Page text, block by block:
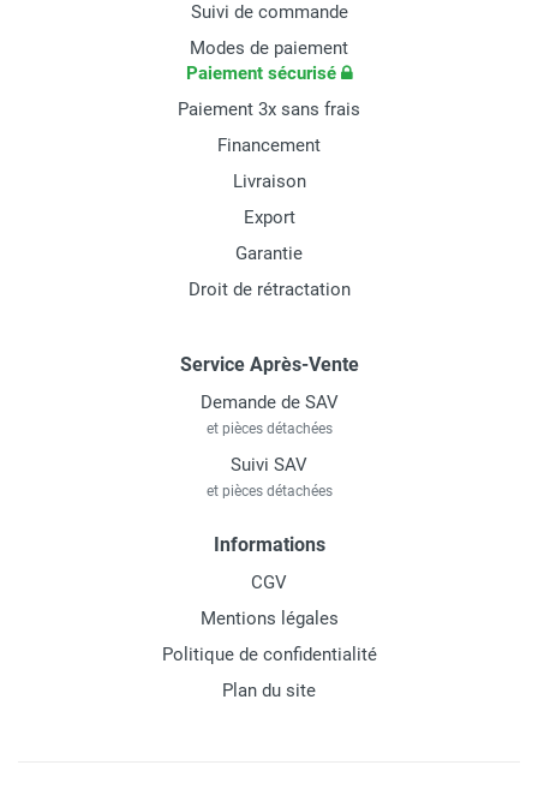
Suivi de commande
Modes de paiement
Paiement sécurisé
Paiement 3x sans frais
Financement
Livraison
Export
Garantie
Droit de rétractation
Service Après-Vente
Demande de SAV
et pièces détachées
Suivi SAV
et pièces détachées
Informations
CGV
Mentions légales
Politique de confidentialité
Plan du site